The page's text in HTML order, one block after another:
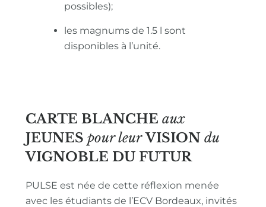
possibles);
les magnums de 1.5 l sont
disponibles à l’unité.
CARTE BLANCHE aux
JEUNES pour leur VISION du
VIGNOBLE DU FUTUR
PULSE est née de cette réflexion menée
avec les étudiants de l’ECV Bordeaux, invités